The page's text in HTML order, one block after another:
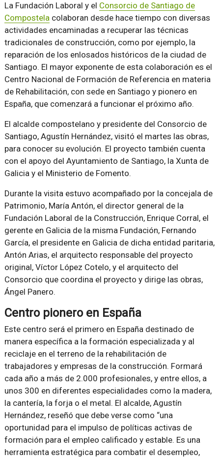
La Fundación Laboral y el Consorcio de Santiago de
Compostelacolaboran desde hace tiempo con diversas
actividades encaminadas a recuperar las técnicas
tradicionales de construcción, como por ejemplo, la
reparación de los enlosados históricos de la ciudad de
Santiago. El mayor exponente de esta colaboración es el
Centro Nacional de Formación de Referencia en materia
de Rehabilitación, con sede en Santiago y pionero en
España, que comenzará a funcionar el próximo año.
El alcalde compostelano y presidente del Consorcio de
Santiago, Agustín Hernández, visitó el martes las obras,
para conocer su evolución. El proyecto también cuenta
con el apoyo del Ayuntamiento de Santiago, la Xunta de
Galicia y el Ministerio de Fomento.
Durante la visita estuvo acompañado por la concejala de
Patrimonio, María Antón, el director general de la
Fundación Laboral de la Construcción, Enrique Corral, el
gerente en Galicia de la misma Fundación, Fernando
García, el presidente en Galicia de dicha entidad paritaria,
Antón Arias, el arquitecto responsable del proyecto
original, Víctor López Cotelo, y el arquitecto del
Consorcio que coordina el proyecto y dirige las obras,
Ángel Panero.
Centro pionero en España
Este centro será el primero en España destinado de
manera específica a la formación especializada y al
reciclaje en el terreno de la rehabilitación de
trabajadores y empresas de la construcción. Formará
cada año a más de 2.000 profesionales, y entre ellos, a
unos 300 en diferentes especialidades como la madera,
la cantería, la forja o el metal. El alcalde, Agustín
Hernández, reseñó que debe verse como una
oportunidad para el impulso de políticas activas de
formación para el empleo calificado y estable. Es una
herramienta estratégica para combatir el desempleo,